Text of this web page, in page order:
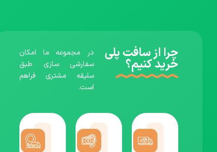
چرا از سافت پلی
خرید کنیم؟
در مجموعه ما امکان
سفارشی سازی طبق
سلیقه مشتری فراهم
است.